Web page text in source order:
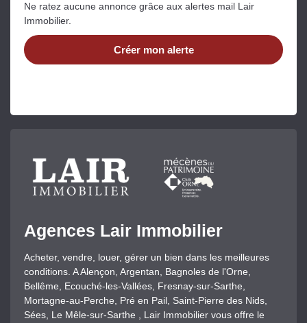
Ne ratez aucune annonce grâce aux alertes mail Lair
Immobilier.
Créer mon alerte
Agences Lair Immobilier
Acheter, vendre, louer, gérer un bien dans les meilleures
conditions. A Alençon, Argentan, Bagnoles de l'Orne,
Bellême, Ecouché-les-Vallées, Fresnay-sur-Sarthe,
Mortagne-au-Perche, Pré en Pail, Saint-Pierre des Nids,
Sées, Le Mêle-sur-Sarthe , Lair Immobilier vous offre le